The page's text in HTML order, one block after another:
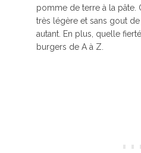
pomme de terre à la pâte.
très légère et sans gout
autant. En plus, quelle
burgers de A à Z.